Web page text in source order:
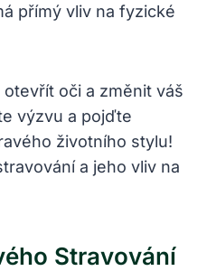
přímý vliv na fyzické
oči a změnit váš
výzvu a pojďte
životního stylu!
Stravování